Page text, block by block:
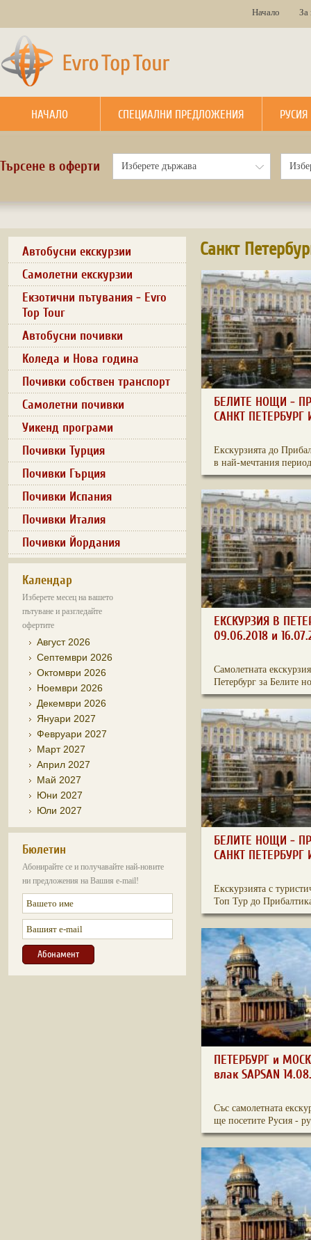
Начало За
НАЧАЛО СПЕЦИАЛНИ ПРЕДЛОЖЕНИЯ РУСИЯ
Търсене в оферти
Автобусни екскурзии
Самолетни екскурзии
Екзотични пътувания - Evro
Top Tour
Автобусни почивки
Коледа и Нова година
Почивки собствен транспорт
Самолетни почивки
Уикенд програми
Почивки Турция
Почивки Гърция
Почивки Испания
Почивки Италия
Почивки Йордания
Календар
Изберете месец на вашето
пътуване и разгледайте
офертите
Август 2026
Септември 2026
Октомври 2026
Ноември 2026
Декември 2026
Януари 2027
Февруари 2027
Март 2027
Април 2027
Май 2027
Юни 2027
Юли 2027
Бюлетин
Абонирайте се и получавайте най-новите
ни предложения на Вашия e-mail!
Санкт
БЕЛИТЕ НОЩИ -
САНКТ ПЕТЕРБУРГ
Екскурзията до
в най-мечтания
ЕКСКУРЗИЯ В
09.06.2018 и
Самолетната
Петербург за Белите
БЕЛИТЕ НОЩИ -
САНКТ ПЕТЕРБУРГ
Екскурзията с
Топ Тур до
ПЕТЕРБУРГ и
влак SAPSAN
Със самолетната
ще посетите Русия -